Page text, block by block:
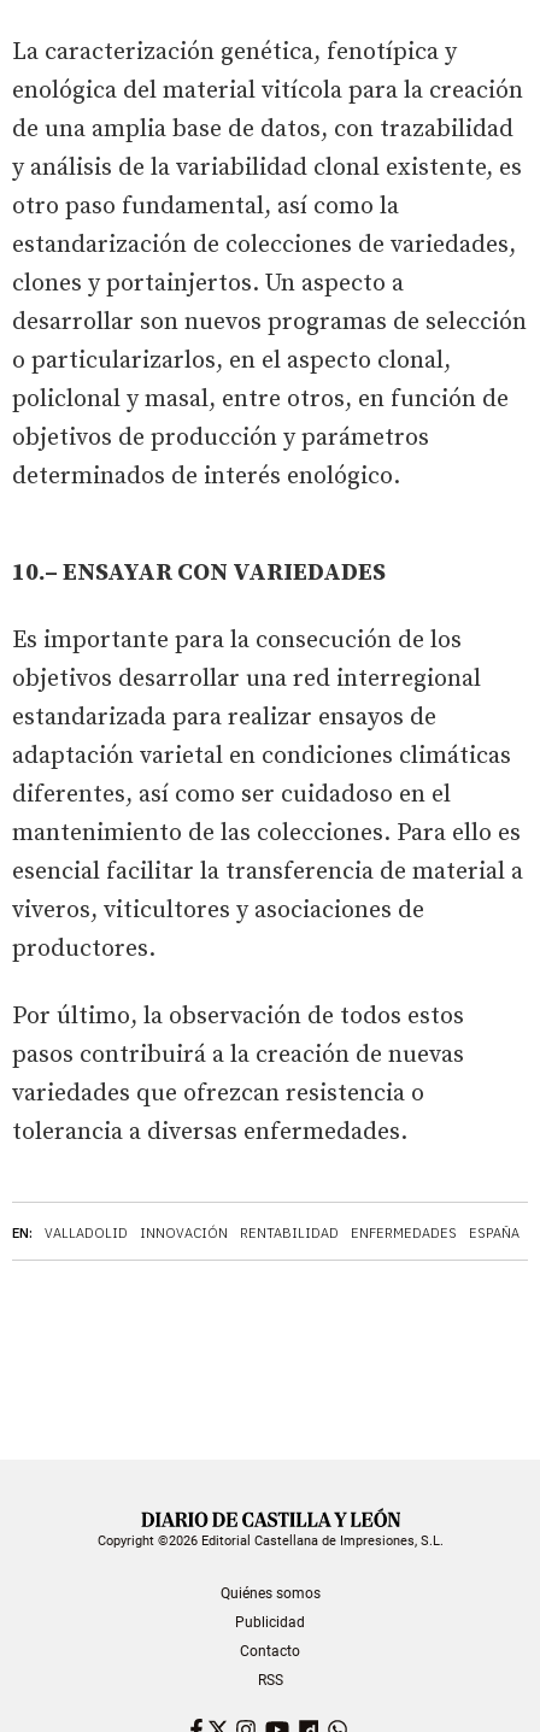
EN: VALLADOLID INNOVACIÓN RENTABILIDAD ENFERMEDADES ESPAÑA
La caracterización genética, fenotípica y
enológica del material vitícola para la creación
de una amplia base de datos, con trazabilidad
y análisis de la variabilidad clonal existente, es
otro paso fundamental, así como la
estandarización de colecciones de variedades,
clones y portainjertos. Un aspecto a
desarrollar son nuevos programas de selección
o particularizarlos, en el aspecto clonal,
policlonal y masal, entre otros, en función de
objetivos de producción y parámetros
determinados de interés enológico.
10.– ENSAYAR CON VARIEDADES
Es importante para la consecución de los
objetivos desarrollar una red interregional
estandarizada para realizar ensayos de
adaptación varietal en condiciones climáticas
diferentes, así como ser cuidadoso en el
mantenimiento de las colecciones. Para ello es
esencial facilitar la transferencia de material a
viveros, viticultores y asociaciones de
productores.
Por último, la observación de todos estos
pasos contribuirá a la creación de nuevas
variedades que ofrezcan resistencia o
tolerancia a diversas enfermedades.
Copyright ©2026 Editorial Castellana de Impresiones, S.L.
Quiénes somos
Publicidad
Contacto
RSS